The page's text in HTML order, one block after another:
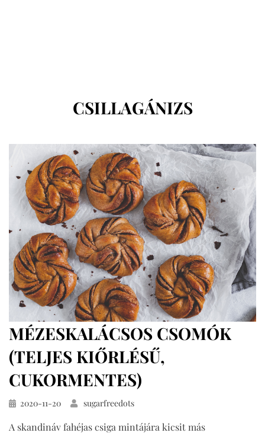
CÍMKE
:
CSILLAGÁNIZS
MÉZESKALÁCSOS CSOMÓK
(TELJES KIŐRLÉSŰ,
CUKORMENTES)
Közzétéve
2020-11-20 sugarfreedots
A skandináv fahéjas csiga mintájára kicsit más